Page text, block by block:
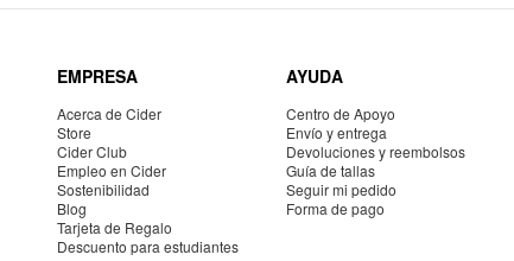
EMPRESA
Acerca de Cider
Store
Cider Club
Empleo en Cider
Sostenibilidad
Blog
Tarjeta de Regalo
Descuento para estudiantes
AYUDA
Centro de Apoyo
Envío y entrega
Devoluciones y reembolsos
Guía de tallas
Seguir mi pedido
Forma de pago